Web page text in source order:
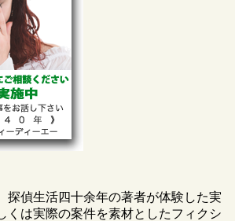
探偵生活四十余年の著者が体験した実
くは実際の案件を素材としたフィクシ